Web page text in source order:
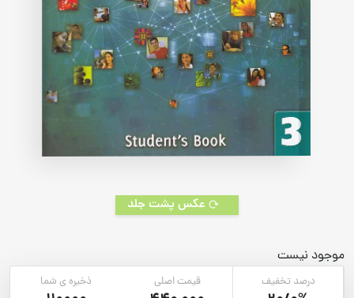
عکس پشت جلد
موجود نیست
درصد تخفیف قیمت اصلی ذخیره ی شما